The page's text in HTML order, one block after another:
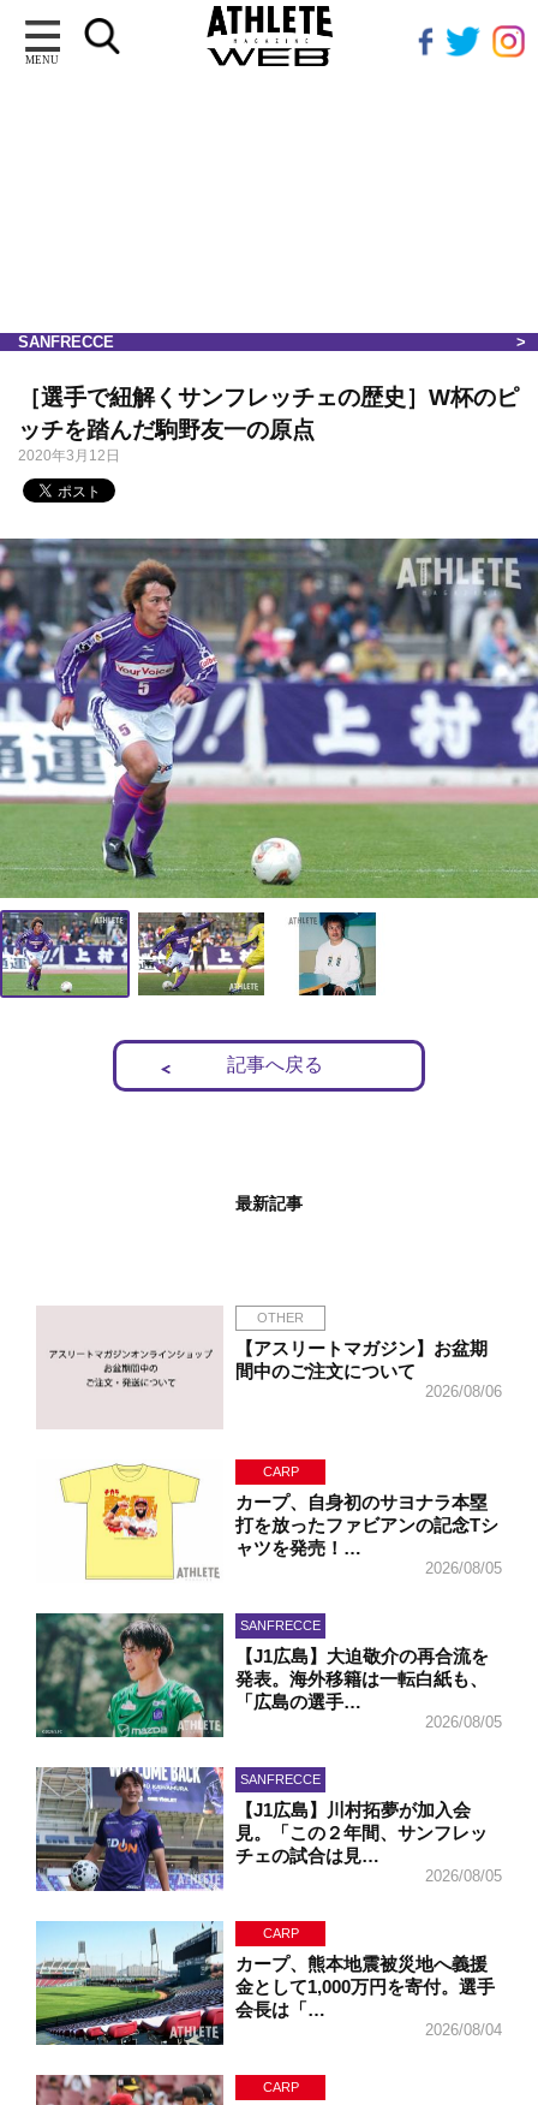
MENU
SANFRECCE
［選手で紐解くサンフレッチェの歴史］W杯のピ
ッチを踏んだ駒野友一の原点
2020年3月12日
記事へ戻る
最新記事
OTHER
【アスリートマガジン】お盆期
間中のご注文について
2026/08/06
CARP
カープ、自身初のサヨナラ本塁
打を放ったファビアンの記念Tシ
ャツを発売！…
2026/08/05
SANFRECCE
【J1広島】大迫敬介の再合流を
発表。海外移籍は一転白紙も、
「広島の選手…
2026/08/05
SANFRECCE
【J1広島】川村拓夢が加入会
見。「この２年間、サンフレッ
チェの試合は見…
2026/08/05
CARP
カープ、熊本地震被災地へ義援
金として1,000万円を寄付。選手
会長は「…
2026/08/04
CARP